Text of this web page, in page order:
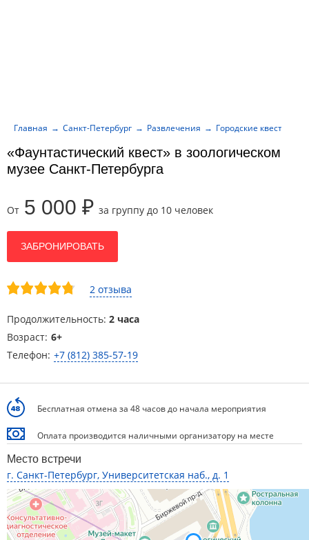
От 5 000 ₽ за группу до 10 человек
2 отзыва
Продолжительность: 2 часа
Возраст: 6+
Телефон: +7 (812) 385-57-19
ЗАБРОНИРОВАТЬ
Бесплатная отмена за 48 часов до начала мероприятия
Оплата производится наличными организатору на месте
«Фаунтастический квест» в зоологическом
музее Санкт-Петербурга
Главная Санкт-Петербург Развлечения Городские квесты
Место встречи
г. Санкт-Петербург, Университетская наб., д. 1